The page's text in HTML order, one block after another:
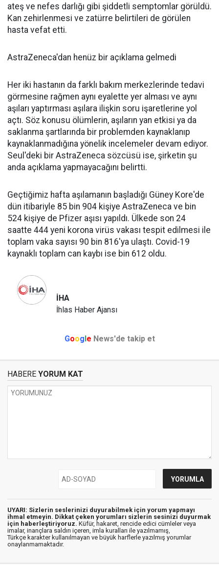
ateş ve nefes darlığı gibi şiddetli semptomlar görüldü.
Kan zehirlenmesi ve zatürre belirtileri de görülen
hasta vefat etti.
AstraZeneca'dan henüz bir açıklama gelmedi
Her iki hastanın da farklı bakım merkezlerinde tedavi
görmesine rağmen aynı eyalette yer alması ve aynı
aşıları yaptırması aşılara ilişkin soru işaretlerine yol
açtı. Söz konusu ölümlerin, aşıların yan etkisi ya da
saklanma şartlarında bir problemden kaynaklanıp
kaynaklanmadığına yönelik incelemeler devam ediyor.
Seul'deki bir AstraZeneca sözcüsü ise, şirketin şu
anda açıklama yapmayacağını belirtti.
Geçtiğimiz hafta aşılamanın başladığı Güney Kore'de
dün itibariyle 85 bin 904 kişiye AstraZeneca ve bin
524 kişiye de Pfizer aşısı yapıldı. Ülkede son 24
saatte 444 yeni korona virüs vakası tespit edilmesi ile
toplam vaka sayısı 90 bin 816'ya ulaştı. Covid-19
kaynaklı toplam can kaybı ise bin 612 oldu.
İHA
İhlas Haber Ajansı
Google News'de takip et
HABERE YORUM KAT
UYARI: Sizlerin seslerinizi duyurabilmek için yorum yapmayı
ihmal etmeyin. Dikkat çeken yorumları sizlerin sesinizi duyurmak
için haberleştiriyoruz. Küfür, hakaret, rencide edici cümleler veya
imalar, inançlara saldırı içeren, imla kuralları ile yazılmamış,
Türkçe karakter kullanılmayan ve büyük harflerle yazılmış yorumlar
onaylanmamaktadır.